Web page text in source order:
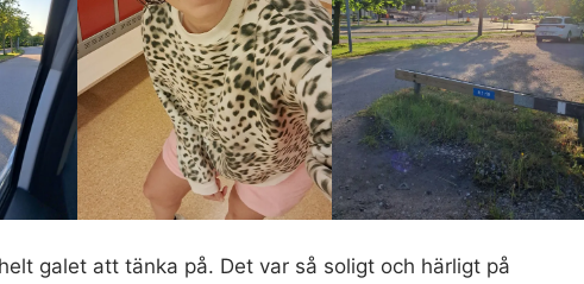
galet att tänka på. Det var så soligt och härligt på